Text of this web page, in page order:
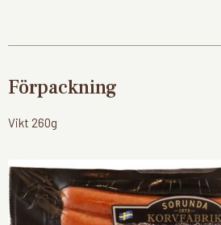
Förpackning
Vikt 260g